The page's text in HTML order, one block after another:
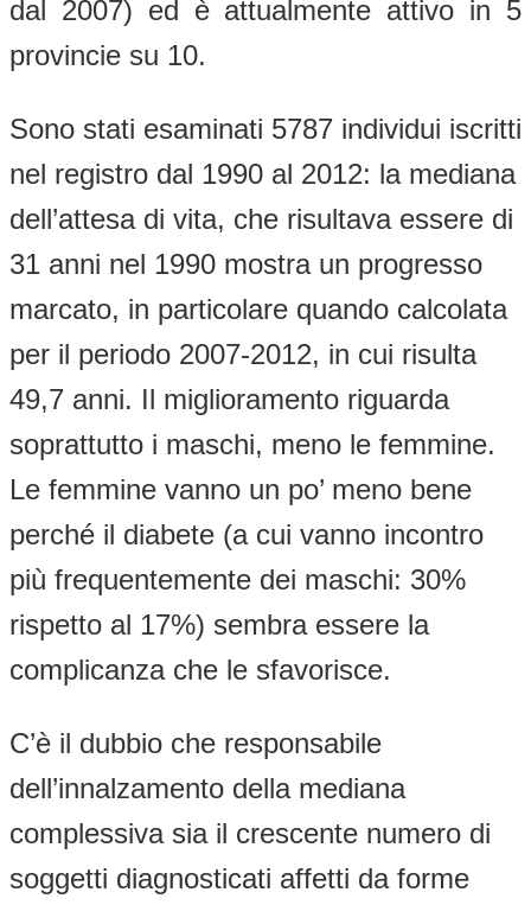
dal 2007) ed è attualmente attivo in 5
provincie su 10.
Sono stati esaminati 5787 individui iscritti
nel registro dal 1990 al 2012: la mediana
dell’attesa di vita, che risultava essere di
31 anni nel 1990 mostra un progresso
marcato, in particolare quando calcolata
per il periodo 2007-2012, in cui risulta
49,7 anni. Il miglioramento riguarda
soprattutto i maschi, meno le femmine.
Le femmine vanno un po’ meno bene
perché il diabete (a cui vanno incontro
più frequentemente dei maschi: 30%
rispetto al 17%) sembra essere la
complicanza che le sfavorisce.
C’è il dubbio che responsabile
dell’innalzamento della mediana
complessiva sia il crescente numero di
soggetti diagnosticati affetti da forme